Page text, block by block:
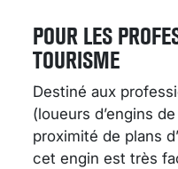
POUR LES
TOURISME
Destiné aux
(loueurs d’engins
proximité de plans
cet engin est très